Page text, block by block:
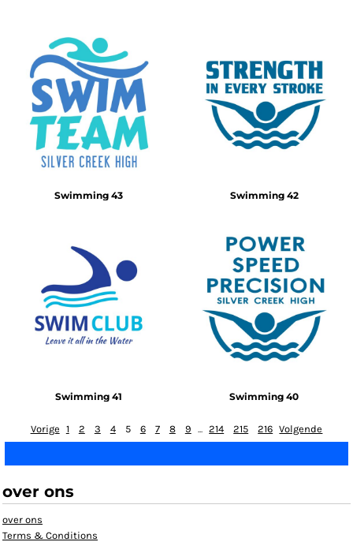
Swimming 43 Swimming 42
Swimming 41 Swimming 40
Vorige 1 2 3 4 5 6 7 8 9 ... 214 215 216 Volgende
over ons
over ons
Terms & Conditions